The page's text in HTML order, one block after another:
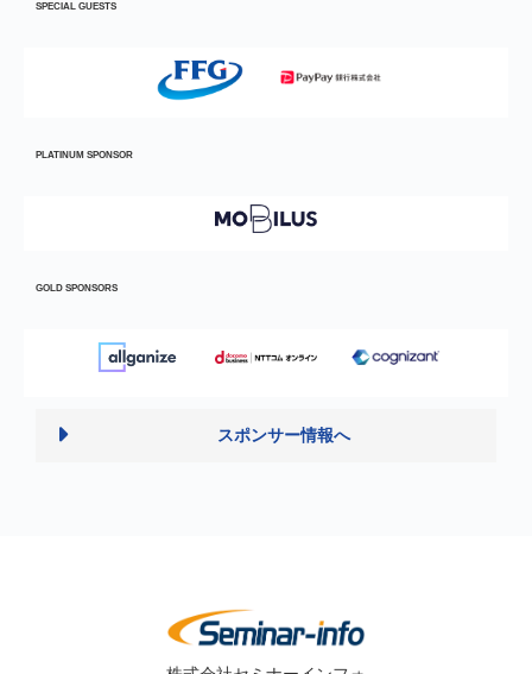
SPECIAL GUESTS
PLATINUM SPONSOR
GOLD SPONSORS
スポンサー情報へ